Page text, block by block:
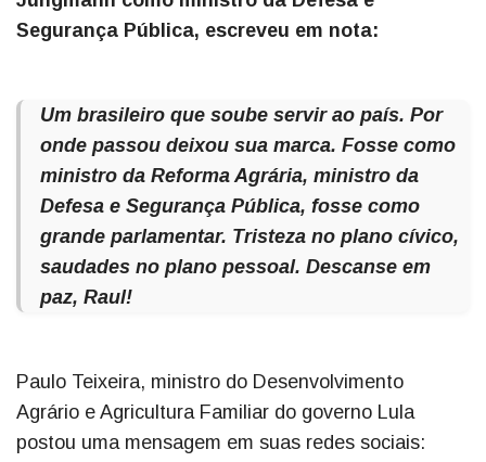
Segurança Pública, escreveu em nota:
Um brasileiro que soube servir ao país. Por
onde passou deixou sua marca. Fosse como
ministro da Reforma Agrária, ministro da
Defesa e Segurança Pública, fosse como
grande parlamentar. Tristeza no plano cívico,
saudades no plano pessoal. Descanse em
paz, Raul!
Paulo Teixeira, ministro do Desenvolvimento
Agrário e Agricultura Familiar do governo Lula
postou uma mensagem em suas redes sociais: